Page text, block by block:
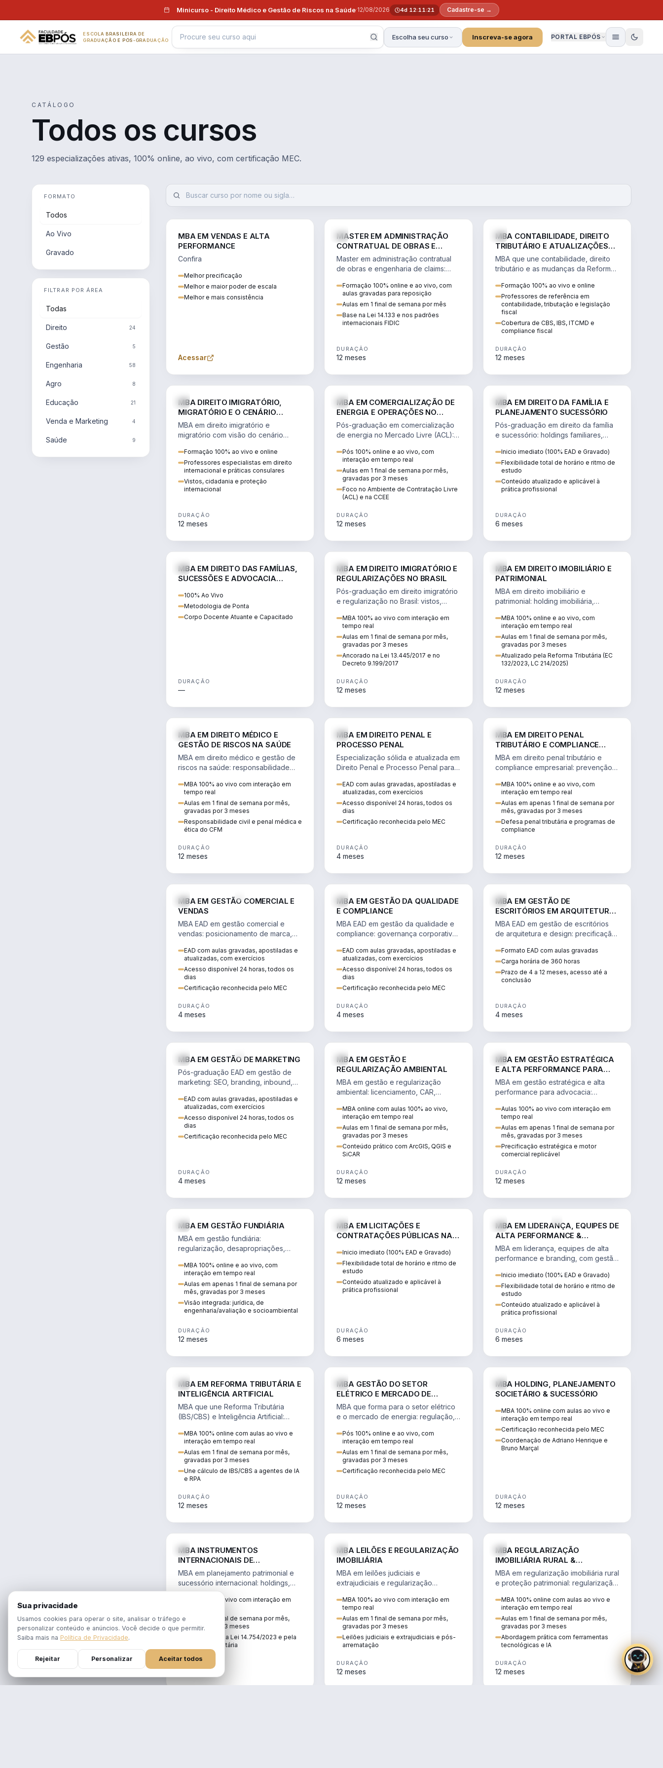
Minicurso - Direito Médico e Gestão de Riscos na Saúde·12/08/2026 4d 12:11:20 Cadastre-se →
ESCOLA BRASILEIRA DE
GRADUAÇÃO E PÓS-GRADUAÇÃO
Escolha seu curso Inscreva-se agora PORTAL EBPÓS
CATÁLOGO
Todos os cursos
129 especializações ativas, 100% online, ao vivo, com certificação MEC.
FORMATO
Todos
Ao Vivo
Gravado
FILTRAR POR ÁREA
Todas
Direito 24
Gestão 5
Engenharia 58
Agro 8
Educação 21
Venda e Marketing 4
Saúde 9
MBA EM VENDAS E ALTA
PERFORMANCE
Confira
Melhor precificação
Melhor e maior poder de escala
Melhor e mais consistência
Acessar
MASTER EM ADMINISTRAÇÃO
CONTRATUAL DE OBRAS E
ENGENHARIA DE CLAIMS
Master em administração contratual
de obras e engenharia de claims:
pleitos, delay analysis e FIDIC.
Formação 100% online e ao vivo, com
aulas gravadas para reposição
Aulas em 1 final de semana por mês
Base na Lei 14.133 e nos padrões
internacionais FIDIC
DURAÇÃO
12 meses
MBA CONTABILIDADE, DIREITO
TRIBUTÁRIO E ATUALIZAÇÕES
DA REFORMA TRIBUTÁRIA
MBA que une contabilidade, direito
tributário e as mudanças da Reforma
estratégica no novo cenário.
Formação 100% ao vivo e online
Professores de referência em
contabilidade, tributação e legislação
fiscal
Cobertura de CBS, IBS, ITCMD e
compliance fiscal
DURAÇÃO
12 meses
MBA DIREITO IMIGRATÓRIO,
MIGRATÓRIO E O CENÁRIO
INTERNACIONAL
MBA em direito imigratório e
migratório com visão do cenário
regularização e consultoria
transnacional.
Formação 100% ao vivo e online
Professores especialistas em direito
internacional e práticas consulares
Vistos, cidadania e proteção
internacional
DURAÇÃO
12 meses
MBA EM COMERCIALIZAÇÃO DE
ENERGIA E OPERAÇÕES NO
MERCADO LIVRE
Pós-graduação em comercialização
de energia no Mercado Livre (ACL):
risco e migração de clientes.
Pós 100% online e ao vivo, com
interação em tempo real
Aulas em 1 final de semana por mês,
gravadas por 3 meses
Foco no Ambiente de Contratação Livre
(ACL) e na CCEE
DURAÇÃO
12 meses
MBA EM DIREITO DA FAMÍLIA E
PLANEJAMENTO SUCESSÓRIO
Pós-graduação em direito da família
e sucessório: holdings familiares,
tributação da sucessão.
Inicio imediato (100% EAD e Gravado)
Flexibilidade total de horário e ritmo de
estudo
Conteúdo atualizado e aplicável à
prática profissional
DURAÇÃO
6 meses
MBA EM DIREITO DAS FAMÍLIAS,
SUCESSÕES E ADVOCACIA
100% Ao Vivo
Metodologia de Ponta
Corpo Docente Atuante e Capacitado
DURAÇÃO
—
MBA EM DIREITO IMIGRATÓRIO E
REGULARIZAÇÕES NO BRASIL
Pós-graduação em direito imigratório
e regularização no Brasil: vistos,
tributação do imigrante.
MBA 100% ao vivo com interação em
tempo real
Aulas em 1 final de semana por mês,
gravadas por 3 meses
Ancorado na Lei 13.445/2017 e no
Decreto 9.199/2017
DURAÇÃO
12 meses
MBA EM DIREITO IMOBILIÁRIO E
PATRIMONIAL
MBA em direito imobiliário e
patrimonial: holding imobiliária,
contratos e impactos da Reforma
Tributária.
MBA 100% online e ao vivo, com
interação em tempo real
Aulas em 1 final de semana por mês,
gravadas por 3 meses
Atualizado pela Reforma Tributária (EC
132/2023, LC 214/2025)
DURAÇÃO
12 meses
MBA EM DIREITO MÉDICO E
GESTÃO DE RISCOS NA SAÚDE
MBA em direito médico e gestão de
riscos na saúde: responsabilidade
judicialização e planejamento
patrimonial.
MBA 100% ao vivo com interação em
tempo real
Aulas em 1 final de semana por mês,
gravadas por 3 meses
Responsabilidade civil e penal médica e
ética do CFM
DURAÇÃO
12 meses
MBA EM DIREITO PENAL E
PROCESSO PENAL
Especialização sólida e atualizada em
Direito Penal e Processo Penal para a
jurídicos.
EAD com aulas gravadas, apostiladas e
atualizadas, com exercícios
Acesso disponível 24 horas, todos os
dias
Certificação reconhecida pelo MEC
DURAÇÃO
4 meses
MBA EM DIREITO PENAL
TRIBUTÁRIO E COMPLIANCE
EMPRESARIAL
MBA em direito penal tributário e
compliance empresarial: prevenção à
tributários e auditoria.
MBA 100% online e ao vivo, com
interação em tempo real
Aulas em apenas 1 final de semana por
mês, gravadas por 3 meses
Defesa penal tributária e programas de
compliance
DURAÇÃO
12 meses
MBA EM GESTÃO COMERCIAL E
VENDAS
MBA EAD em gestão comercial e
vendas: posicionamento de marca,
comportamento do consumidor na
era digital.
EAD com aulas gravadas, apostiladas e
atualizadas, com exercícios
Acesso disponível 24 horas, todos os
dias
Certificação reconhecida pelo MEC
DURAÇÃO
4 meses
MBA EM GESTÃO DA QUALIDADE
E COMPLIANCE
MBA EAD em gestão da qualidade e
compliance: governança corporativa,
contínua e IA aplicada a processos.
EAD com aulas gravadas, apostiladas e
atualizadas, com exercícios
Acesso disponível 24 horas, todos os
dias
Certificação reconhecida pelo MEC
DURAÇÃO
4 meses
MBA EM GESTÃO DE
ESCRITÓRIOS EM ARQUITETURA
E DESIGN
MBA EAD em gestão de escritórios
de arquitetura e design: precificação,
gestão de equipes criativas.
Formato EAD com aulas gravadas
Carga horária de 360 horas
Prazo de 4 a 12 meses, acesso até a
conclusão
DURAÇÃO
4 meses
MBA EM GESTÃO DE MARKETING
Pós-graduação EAD em gestão de
marketing: SEO, branding, inbound,
decisões orientadas por dados.
EAD com aulas gravadas, apostiladas e
atualizadas, com exercícios
Acesso disponível 24 horas, todos os
dias
Certificação reconhecida pelo MEC
DURAÇÃO
4 meses
MBA EM GESTÃO E
REGULARIZAÇÃO AMBIENTAL
MBA em gestão e regularização
ambiental: licenciamento, CAR,
perícia ambiental com ArcGIS, QGIS e
SiCAR.
MBA online com aulas 100% ao vivo,
interação em tempo real
Aulas em 1 final de semana por mês,
gravadas por 3 meses
Conteúdo prático com ArcGIS, QGIS e
SiCAR
DURAÇÃO
12 meses
MBA EM GESTÃO ESTRATÉGICA
E ALTA PERFORMANCE PARA
ADVOCACIA
MBA em gestão estratégica e alta
performance para advocacia:
escalável, lucrativo e bem
precificado.
Aulas 100% ao vivo com interação em
tempo real
Aulas em apenas 1 final de semana por
mês, gravadas por 3 meses
Precificação estratégica e motor
comercial replicável
DURAÇÃO
12 meses
MBA EM GESTÃO FUNDIÁRIA
MBA em gestão fundiária:
regularização, desapropriações,
ambiental em projetos de
infraestrutura.
MBA 100% online e ao vivo, com
interação em tempo real
Aulas em apenas 1 final de semana por
mês, gravadas por 3 meses
Visão integrada: jurídica, de
engenharia/avaliação e socioambiental
DURAÇÃO
12 meses
MBA EM LICITAÇÕES E
CONTRATAÇÕES PÚBLICAS NA
Inicio imediato (100% EAD e Gravado)
Flexibilidade total de horário e ritmo de
estudo
Conteúdo atualizado e aplicável à
prática profissional
DURAÇÃO
6 meses
MBA EM LIDERANÇA, EQUIPES DE
ALTA PERFORMANCE &
BRANDING
MBA em liderança, equipes de alta
performance e branding, com gestão
e comunicação persuasiva.
Inicio imediato (100% EAD e Gravado)
Flexibilidade total de horário e ritmo de
estudo
Conteúdo atualizado e aplicável à
prática profissional
DURAÇÃO
6 meses
MBA EM REFORMA TRIBUTÁRIA E
INTELIGÊNCIA ARTIFICIAL
MBA que une Reforma Tributária
(IBS/CBS) e Inteligência Artificial:
RPA e automação da rotina fiscal.
MBA 100% online com aulas ao vivo e
interação em tempo real
Aulas em 1 final de semana por mês,
gravadas por 3 meses
Une cálculo de IBS/CBS a agentes de IA
e RPA
DURAÇÃO
12 meses
MBA GESTÃO DO SETOR
ELÉTRICO E MERCADO DE
ENERGIA
MBA que forma para o setor elétrico
e o mercado de energia: regulação,
transmissão e revisão tarifária.
Pós 100% online e ao vivo, com
interação em tempo real
Aulas em 1 final de semana por mês,
gravadas por 3 meses
Certificação reconhecida pelo MEC
DURAÇÃO
12 meses
MBA HOLDING, PLANEJAMENTO
SOCIETÁRIO & SUCESSÓRIO
MBA 100% online com aulas ao vivo e
interação em tempo real
Certificação reconhecida pelo MEC
Coordenação de Adriano Henrique e
Bruno Marçal
DURAÇÃO
12 meses
MBA INSTRUMENTOS
INTERNACIONAIS DE
PLANEJAMENTO PATRIMONIAL &
SUCESSÓRIO
MBA em planejamento patrimonial e
sucessório internacional: holdings,
trusts e offshore sob a Lei
14.754/2023 e a Reforma Tributária.
MBA 100% ao vivo com interação em
Aulas em 1 final de semana por mês,
gravadas por 3 meses
Atualizado pela Lei 14.754/2023 e pela
Reforma Tributária
DURAÇÃO
12 meses
MBA LEILÕES E REGULARIZAÇÃO
IMOBILIÁRIA
MBA em leilões judiciais e
extrajudiciais e regularização
alienação fiduciária e pós-
arrematação.
MBA 100% ao vivo com interação em
tempo real
Aulas em 1 final de semana por mês,
gravadas por 3 meses
Leilões judiciais e extrajudiciais e pós-
arrematação
DURAÇÃO
12 meses
MBA REGULARIZAÇÃO
IMOBILIÁRIA RURAL &
PROTEÇÃO PATRIMONIAL
MBA em regularização imobiliária rural
e proteção patrimonial: regularização
rural.
MBA 100% online com aulas ao vivo e
interação em tempo real
Aulas em 1 final de semana por mês,
gravadas por 3 meses
Abordagem prática com ferramentas
tecnológicas e IA
DURAÇÃO
12 meses
Sua privacidade
Usamos cookies para operar o site, analisar o tráfego e
personalizar conteúdo e anúncios. Você decide o que permitir.
Saiba mais na Política de Privacidade.
Rejeitar Personalizar Aceitar todos